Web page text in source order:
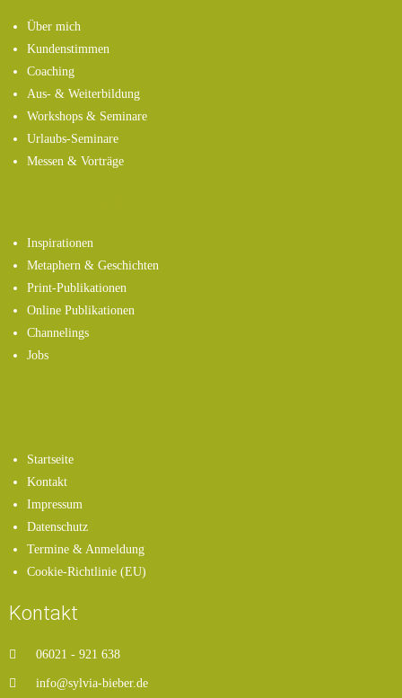
Über mich
Kundenstimmen
Coaching
Aus- & Weiterbildung
Workshops & Seminare
Urlaubs-Seminare
Messen & Vorträge
Inspirationen
Metaphern & Geschichten
Print-Publikationen
Online Publikationen
Channelings
Jobs
Startseite
Kontakt
Impressum
Datenschutz
Termine & Anmeldung
Cookie-Richtlinie (EU)
Kontakt
06021 - 921 638
info@sylvia-bieber.de